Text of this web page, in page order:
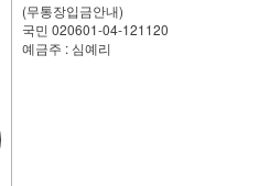
(무통장입금안내)
국민 020601-04-121120
예금주 : 심예리